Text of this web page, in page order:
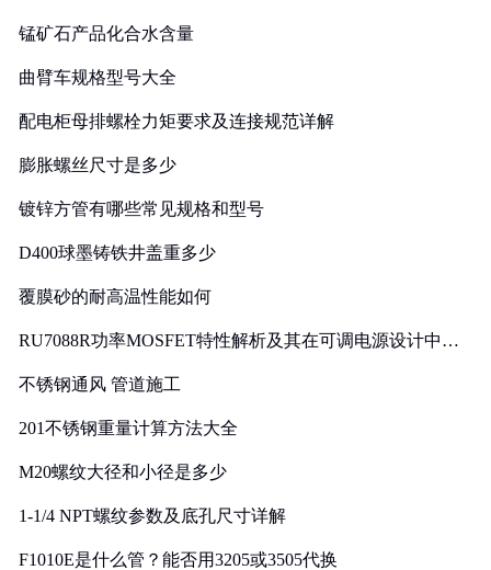
锰矿石产品化合水含量
曲臂车规格型号大全
配电柜母排螺栓力矩要求及连接规范详解
膨胀螺丝尺寸是多少
镀锌方管有哪些常见规格和型号
D400球墨铸铁井盖重多少
覆膜砂的耐高温性能如何
RU7088R功率MOSFET特性解析及其在可调电源设计中的
不锈钢通风 管道施工
201不锈钢重量计算方法大全
M20螺纹大径和小径是多少
1-1/4 NPT螺纹参数及底孔尺寸详解
F1010E是什么管？能否用3205或3505代换